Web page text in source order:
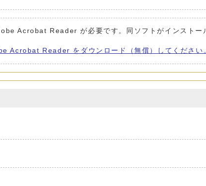
Acrobat Reader が必要です。同ソフトがインストー
Acrobat Reader をダウンロード（無償）してください